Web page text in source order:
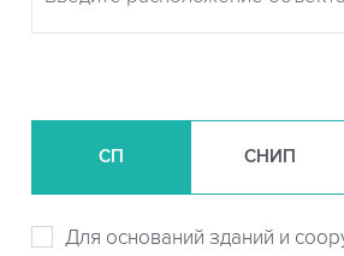
СП СНИП
Для оснований зданий и